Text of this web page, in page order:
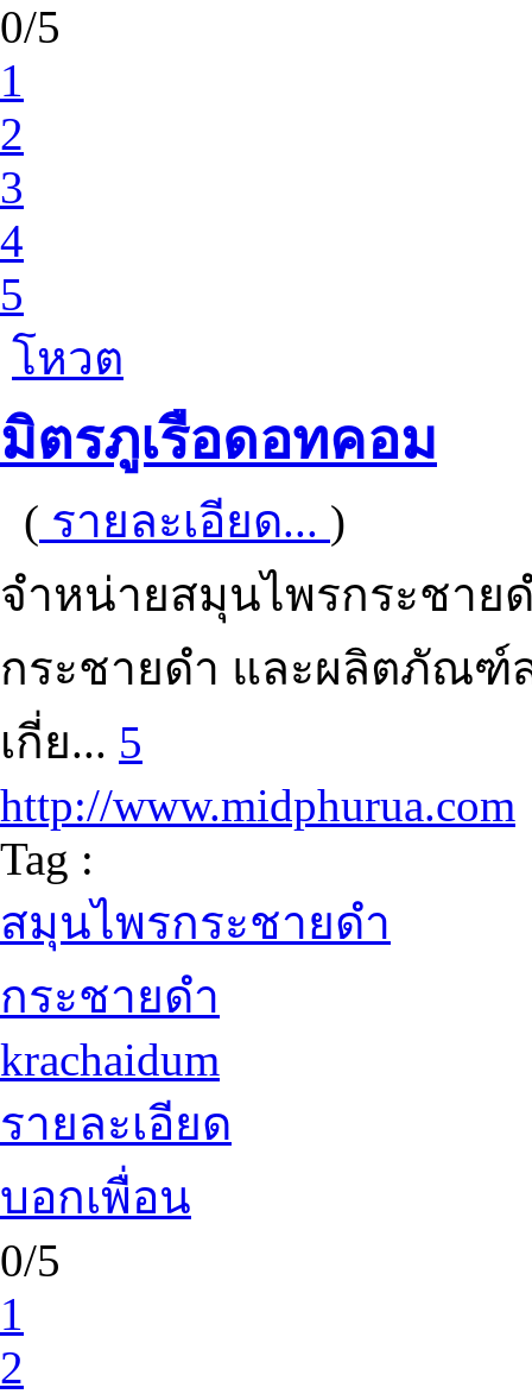
0/5
1
2
3
4
5
โหวต
มิตรภูเรือดอทคอม
( รายละเอียด... )
จำหน่ายสมุนไพรกระชาย
กระชายดำ และผลิตภัณฑ์
เกี่ย... 5
http://www.midphurua.com
Tag :
สมุนไพรกระชายดำ
กระชายดำ
krachaidum
รายละเอียด
บอกเพื่อน
0/5
1
2